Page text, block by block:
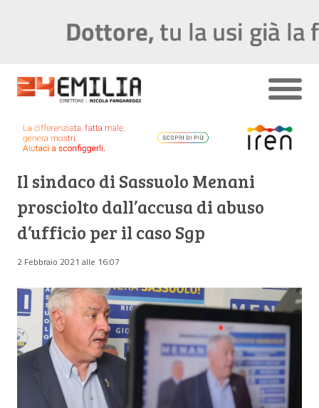
Il sindaco di Sassuolo Menani
prosciolto dall’accusa di abuso
d’ufficio per il caso Sgp
2 Febbraio 2021 alle 16:07